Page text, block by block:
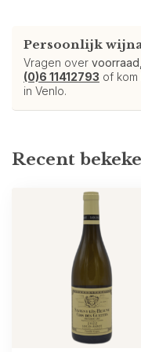
Persoonlijk
Vragen over
(0)6 11412793 of kom
in Venlo.
Recent